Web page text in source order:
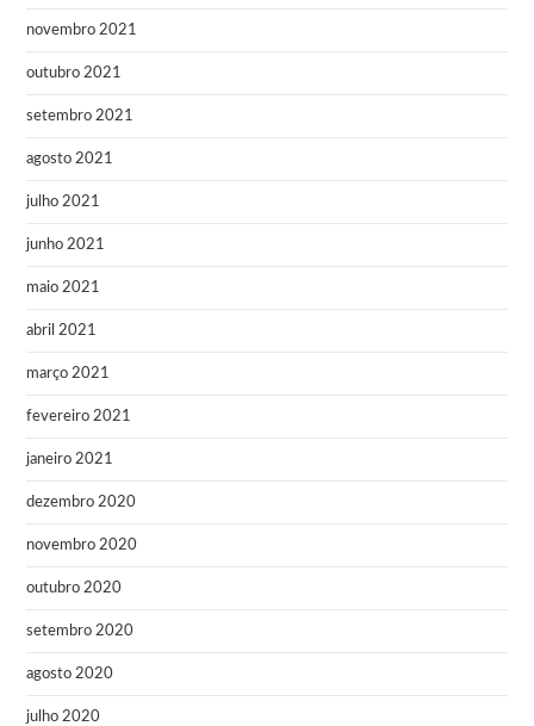
novembro 2021
outubro 2021
setembro 2021
agosto 2021
julho 2021
junho 2021
maio 2021
abril 2021
março 2021
fevereiro 2021
janeiro 2021
dezembro 2020
novembro 2020
outubro 2020
setembro 2020
agosto 2020
julho 2020